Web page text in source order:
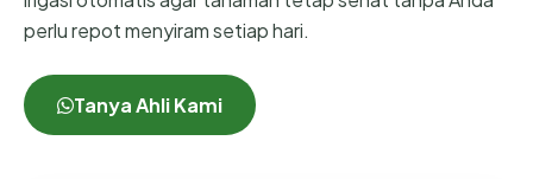
perlu repot menyiram setiap hari.
Tanya Ahli Kami